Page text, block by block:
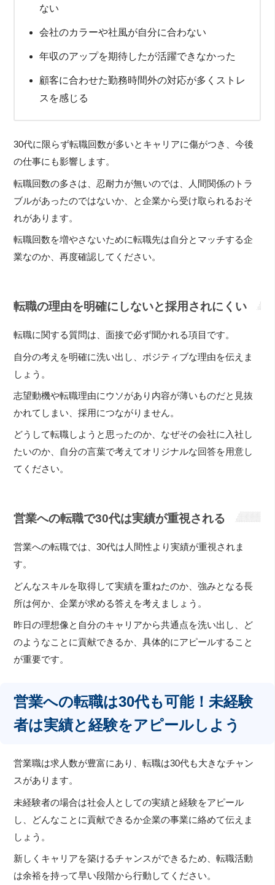
ない
会社のカラーや社風が自分に合わない
年収のアップを期待したが活躍できなかった
顧客に合わせた勤務時間外の対応が多くストレ
スを感じる
30代に限らず転職回数が多いとキャリアに傷がつき、今後
の仕事にも影響します。
転職回数の多さは、忍耐力が無いのでは、人間関係のトラ
ブルがあったのではないか、と企業から受け取られるおそ
れがあります。
転職回数を増やさないために転職先は自分とマッチする企
業なのか、再度確認してください。
転職の理由を明確にしないと採用されにくい
転職に関する質問は、面接で必ず聞かれる項目です。
自分の考えを明確に洗い出し、ポジティブな理由を伝えま
しょう。
志望動機や転職理由にウソがあり内容が薄いものだと見抜
かれてしまい、採用につながりません。
どうして転職しようと思ったのか、なぜその会社に入社し
たいのか、自分の言葉で考えてオリジナルな回答を用意し
てください。
営業への転職で30代は実績が重視される
営業への転職では、30代は人間性より実績が重視されま
す。
どんなスキルを取得して実績を重ねたのか、強みとなる長
所は何か、企業が求める答えを考えましょう。
昨日の理想像と自分のキャリアから共通点を洗い出し、ど
のようなことに貢献できるか、具体的にアピールすること
が重要です。
営業への転職は30代も可能！未経験
者は実績と経験をアピールしよう
営業職は求人数が豊富にあり、転職は30代も大きなチャン
スがあります。
未経験者の場合は社会人としての実績と経験をアピール
し、どんなことに貢献できるか企業の事業に絡めて伝えま
しょう。
新しくキャリアを築けるチャンスができるため、転職活動
は余裕を持って早い段階から行動してください。